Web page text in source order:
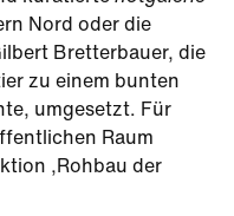
Nord oder die
Bretterbauer, die
zu einem bunten
umgesetzt. Für
Raum
‚Rohbau der